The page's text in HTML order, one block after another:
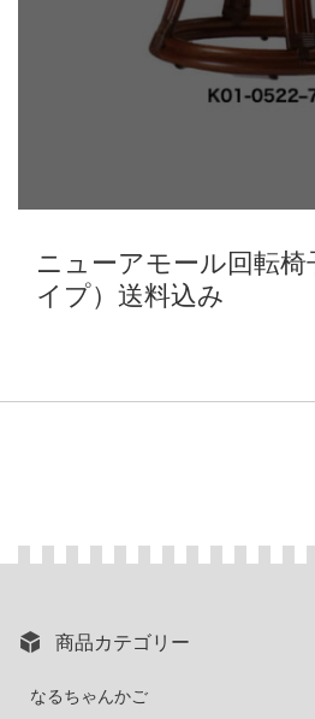
ニューアモール回転椅
イプ）送料込み
商品カテゴリー
なるちゃんかご